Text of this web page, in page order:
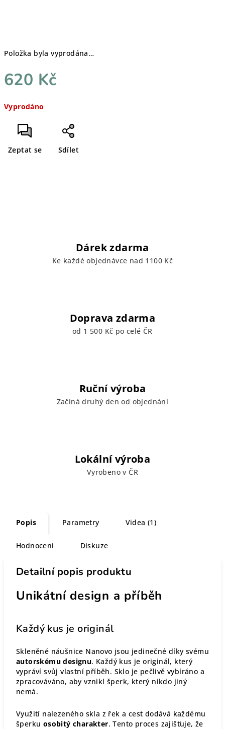
Položka byla vyprodána…
620 Kč
cena:
Vyprodáno
Zeptat se Sdílet
Dárek zdarma
Ke každé objednávce nad 1100 Kč
Doprava zdarma
od 1 500 Kč po celé ČR
Ruční výroba
Začíná druhý den od objednání
Lokální výroba
Vyrobeno v ČR
Popis Parametry Videa (1)
Hodnocení Diskuze
Detailní popis produktu
Unikátní design a příběh
Každý kus je originál
Skleněné náušnice Nanovo jsou jedinečné díky svému
autorskému designu. Každý kus je originál, který
vypráví svůj vlastní příběh. Sklo je pečlivě vybíráno a
zpracováváno, aby vznikl šperk, který nikdo jiný
nemá.
Využití nalezeného skla z řek a cest dodává každému
šperku osobitý charakter. Tento proces zajišťuje, že